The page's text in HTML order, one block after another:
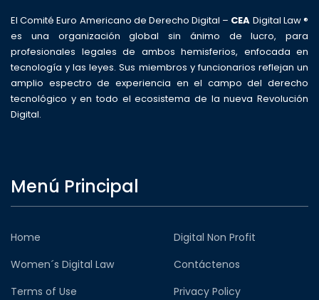
El Comité Euro Americano de Derecho Digital – CEA Digital Law ®
es una organización global sin ánimo de lucro, para
profesionales legales de ambos hemisferios, enfocada en
tecnología y las leyes. Sus miembros y funcionarios reflejan un
amplio espectro de experiencia en el campo del derecho
tecnológico y en todo el ecosistema de la nueva Revolución
Digital.
Menú Principal
Home
Digital Non Profit
Women´s Digital Law
Contáctenos
Terms of Use
Privacy Policy